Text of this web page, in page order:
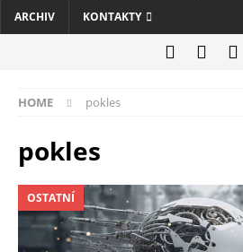
ARCHIV KONTAKTY
HOME pokles
pokles
OSTATNÍ